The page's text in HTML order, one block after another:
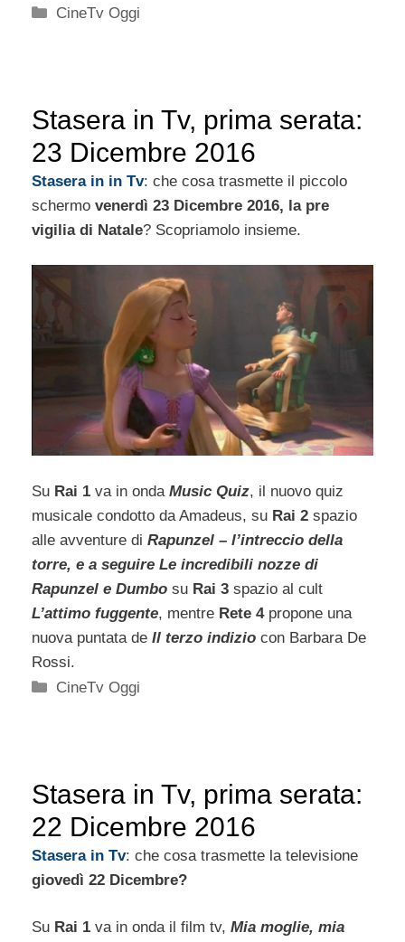
Categorie
CineTv Oggi
Stasera in Tv, prima serata:
23 Dicembre 2016
Stasera in in Tv: che cosa trasmette il piccolo
schermo venerdì 23 Dicembre 2016, la pre
vigilia di Natale? Scopriamolo insieme.
Su Rai 1 va in onda Music Quiz, il nuovo quiz
musicale condotto da Amadeus, su Rai 2 spazio
alle avventure di Rapunzel – l’intreccio della
torre, e a seguire Le incredibili nozze di
Rapunzel e Dumbo su Rai 3 spazio al cult
L’attimo fuggente, mentre Rete 4propone una
nuova puntata de Il terzo indizio con Barbara De
Rossi.
Categorie
CineTv Oggi
Stasera in Tv, prima serata:
22 Dicembre 2016
Stasera in Tv: che cosa trasmette la televisione
giovedì 22 Dicembre?
Su Rai 1 va in onda il film tv, Mia moglie, mia